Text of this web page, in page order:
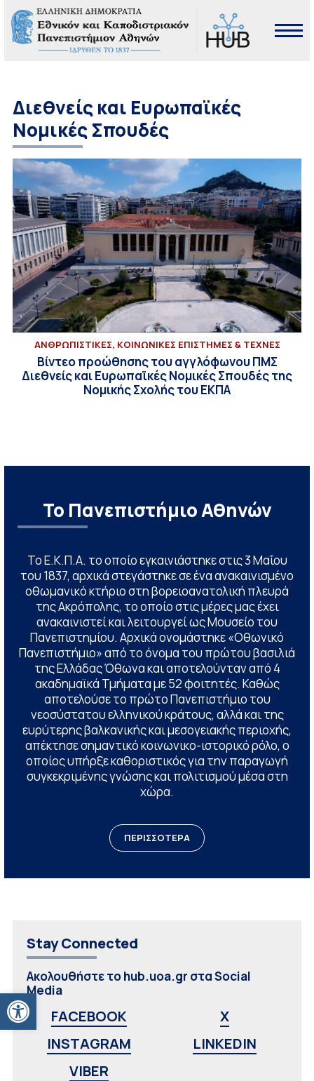
Ανοίξτε τη γραμμή εργαλείων
Διεθνείς και Ευρωπαϊκές
Νομικές Σπουδές
ΑΝΘΡΩΠΙΣΤΙΚΕΣ, ΚΟΙΝΩΝΙΚΕΣ ΕΠΙΣΤΗΜΕΣ & ΤΕΧΝΕΣ
Βίντεο προώθησης του αγγλόφωνου ΠΜΣ
Διεθνείς και Ευρωπαϊκές Νομικές Σπουδές της
Νομικής Σχολής του ΕΚΠΑ
Το Πανεπιστήμιο Αθηνών
Το Ε.Κ.Π.Α. το οποίο εγκαινιάστηκε στις 3 Μαΐου
του 1837, αρχικά στεγάστηκε σε ένα ανακαινισμένο
οθωμανικό κτήριο στη βορειοανατολική πλευρά
της Ακρόπολης, το οποίο στις μέρες μας έχει
ανακαινιστεί και λειτουργεί ως Μουσείο του
Πανεπιστημίου. Αρχικά ονομάστηκε «Οθωνικό
Πανεπιστήμιο» από το όνομα του πρώτου βασιλιά
της Ελλάδας Όθωνα και αποτελούνταν από 4
ακαδημαϊκά Τμήματα με 52 φοιτητές. Καθώς
αποτελούσε το πρώτο Πανεπιστήμιο του
νεοσύστατου ελληνικού κράτους, αλλά και της
ευρύτερης βαλκανικής και μεσογειακής περιοχής,
απέκτησε σημαντικό κοινωνικο-ιστορικό ρόλο, ο
οποίος υπήρξε καθοριστικός για την παραγωγή
συγκεκριμένης γνώσης και πολιτισμού μέσα στη
χώρα.
ΠΕΡΙΣΣΟΤΕΡΑ
Stay Connected
Ακολουθήστε το hub.uoa.gr στα Social
Media
FACEBOOK
X
INSTAGRAM
LINKEDIN
VIBER